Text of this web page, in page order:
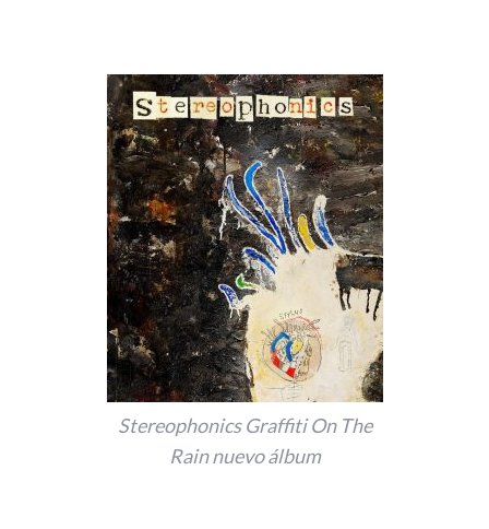
Stereophonics Graffiti On The
Rain nuevo álbum